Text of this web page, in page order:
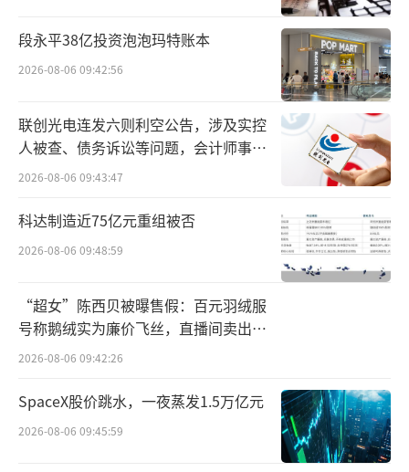
里昂则表示，农夫山泉的茶类产品表现突
出，预计同比增长达35%，而其瓶装水市场份
额也将持续回升。
今年上半年，农夫山泉就已经交出了一份
亮眼的成绩单。其中，包装水业务实现收益94.
43亿元，同比增长10.7%，占总营收比重36.
9%，利润率更回升至35%，基本回到舆论风波
前的健康水平；茶饮料首次突破半年百亿关
口，以100.89亿元的营收同比增长19.7%，营
收占比攀升至39.4%，正式超越包装水，成为
集团第一增长引擎……
按照机构预测的增速来看，两大核心业务
下半年的表现要比上半年表现更好。而上半
年，农夫山泉的营收为256.2亿元。因此，全年
营收超过500亿对农夫山泉而言并不难。
段永平38亿投资泡泡玛特账本
2026-08-06 09:42:56
联创光电连发六则利空公告，涉及实控
人被查、债务诉讼等问题，会计师事务
所曾出具“保留意见”
2026-08-06 09:43:47
科达制造近75亿元重组被否
2026-08-06 09:48:59
“超女”陈西贝被曝售假：百元羽绒服
号称鹅绒实为廉价飞丝，直播间卖出超
百万元
2026-08-06 09:42:26
SpaceX股价跳水，一夜蒸发1.5万亿元
2026-08-06 09:45:59